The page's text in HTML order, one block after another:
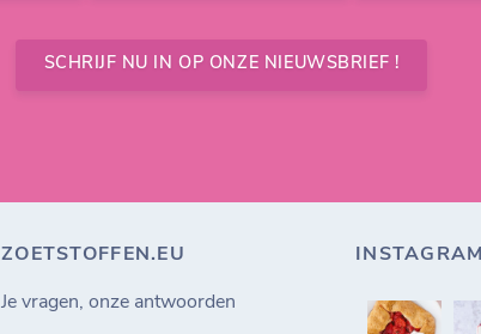
SCHRIJF NU IN OP ONZE NIEUWSBRIEF !
ZOETSTOFFEN.EU
Je vragen, onze antwoorden
INSTAGRAM